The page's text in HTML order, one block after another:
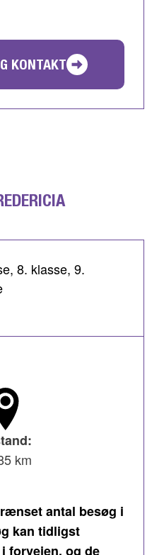
KONTAKT
8. klasse, 9.
km
antal besøg i
kan tidligst
forvejen, og de